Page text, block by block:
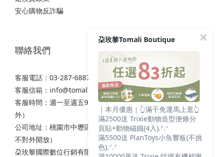
安心購物反詐騙
聯絡我們
客服電話：03-287-6887
客服信箱： info@tomali.com.tw
客服時間：週一至週五9:00-12:00 / 13:00-17:00（國定假日除
外）
公司地址：桃園市中壢區西園路111之2號7樓（非實體店面，
不對外開放）
朶玫黎國際數位行銷有限公司
朶玫黎Tomali Boutique
｜本月優惠｜👆滿千免運馬上逛👆
滿2500送 Trixie動物造型便條分
頁貼+動物磁鐵(4入).ᐟ.ᐟ
滿5500送 PlanToys小魚響板(不挑
色).ᐟ.ᐟ